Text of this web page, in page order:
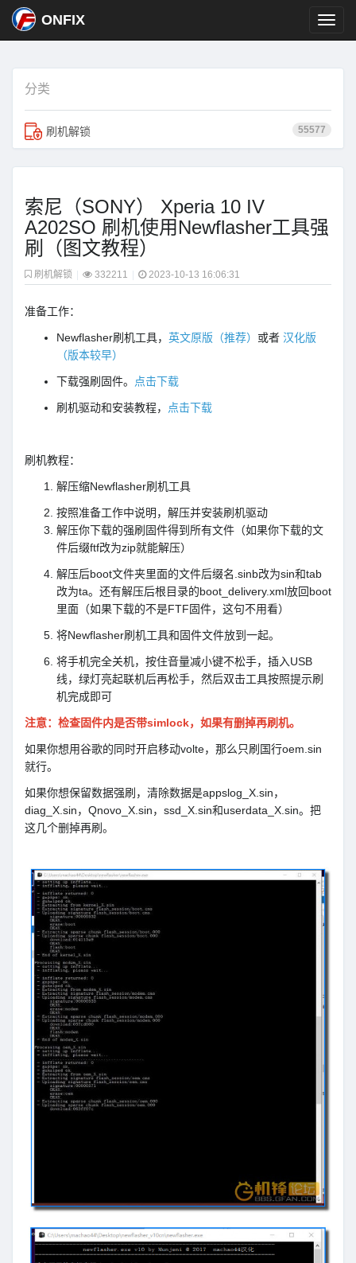
ONFIX
分类
55577
刷机解锁
索尼（SONY） Xperia 10 IV
A202SO 刷机使用Newflasher工具强
刷（图文教程）
刷机解锁 332211 2023-10-13 16:06:31
准备工作：
Newflasher刷机工具， 英文原版（推荐） 或者 汉化版
（版本较早）
下载强刷固件。 点击下载
刷机驱动和安装教程， 点击下载
刷机教程：
解压缩Newflasher刷机工具
按照准备工作中说明，解压并安装刷机驱动
解压你下载的强刷固件得到所有文件（如果你下载的文
件后缀ftf改为zip就能解压）
解压后boot文件夹里面的文件后缀名.sinb改为sin和tab
改为ta。还有解压后根目录的boot_delivery.xml放回boot
里面（如果下载的不是FTF固件，这句不用看）
将Newflasher刷机工具和固件文件放到一起。
将手机完全关机，按住音量减小键不松手，插入USB
线，绿灯亮起联机后再松手，然后双击工具按照提示刷
机完成即可
注意：检查固件内是否带simlock，如果有删掉再刷机。
如果你想用谷歌的同时开启移动volte，那么只刷国行oem.sin
就行。
如果你想保留数据强刷，清除数据是appslog_X.sin，
diag_X.sin，Qnovo_X.sin，ssd_X.sin和userdata_X.sin。把
这几个删掉再刷。